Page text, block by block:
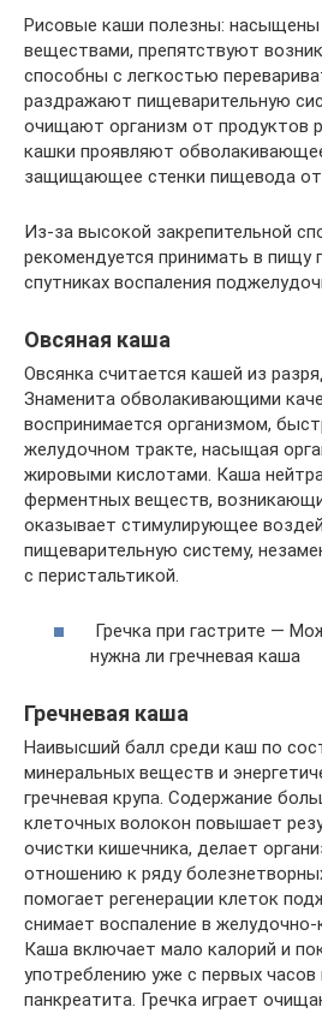
Рисовые каши полезны: насыщены
веществами, препятствуют
способны с легкостью
раздражают пищеварительную
очищают организм от продуктов
кашки проявляют
защищающее стенки пищевода от
Из-за высокой закрепительной
рекомендуется принимать в пищу
спутниках воспаления
Овсяная каша
Овсянка считается кашей из
Знаменита обволакивающими
воспринимается организмом,
желудочном тракте, насыщая
жировыми кислотами. Каша
ферментных веществ,
оказывает стимулирующее
пищеварительную систему,
с перистальтикой.
Гречка при гастрите —
нужна ли гречневая каша
Гречневая каша
Наивысший балл среди каш по
минеральных веществ и
гречневая крупа. Содержание
клеточных волокон повышает
очистки кишечника, делает
отношению к ряду
помогает регенерации клеток
снимает воспаление в
Каша включает мало калорий и
употреблению уже с первых часов
панкреатита. Гречка играет